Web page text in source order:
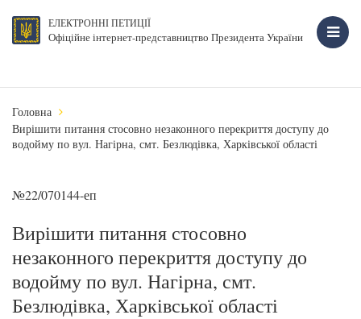
ЕЛЕКТРОННІ ПЕТИЦІЇ
Офіційне інтернет-представництво Президента України
Головна
Вирішити питання стосовно незаконного перекриття доступу до
водойму по вул. Нагірна, смт. Безлюдівка, Харківської області
№22/070144-еп
Вирішити питання стосовно
незаконного перекриття доступу до
водойму по вул. Нагірна, смт.
Безлюдівка, Харківської області